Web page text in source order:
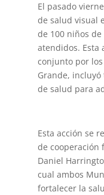
El pasado
de salud visual
de 100 niños
atendidos. Esta
conjunto por
Grande,
de salud para
Esta acción se
de cooperación
Daniel
cual ambos
fortalecer la